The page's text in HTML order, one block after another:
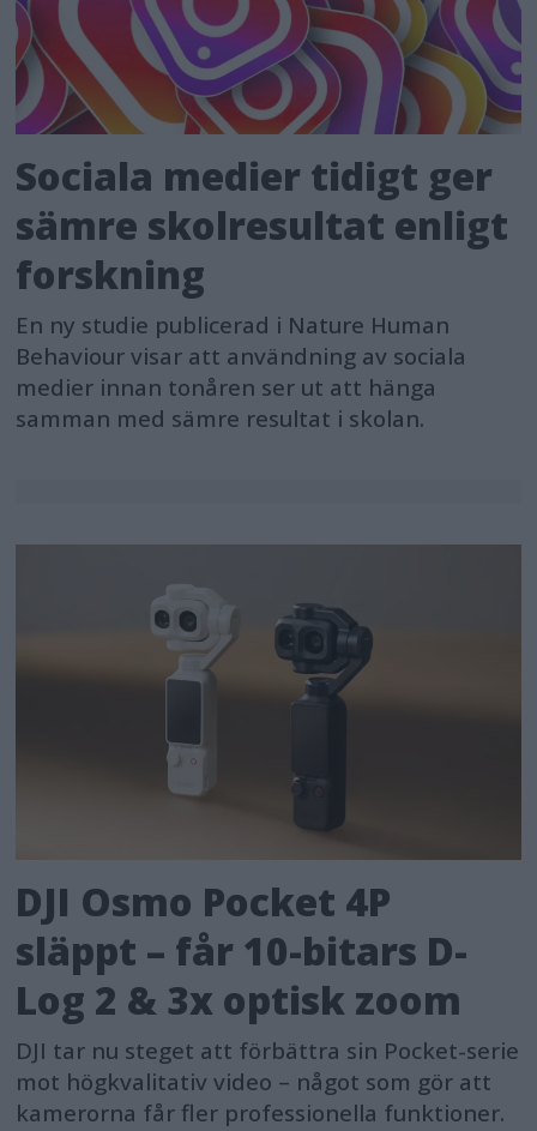
Sociala medier tidigt ger
sämre skolresultat enligt
forskning
En ny studie publicerad i Nature Human
Behaviour visar att användning av sociala
medier innan tonåren ser ut att hänga
samman med sämre resultat i skolan.
DJI Osmo Pocket 4P
släppt – får 10-bitars D-
Log 2 & 3x optisk zoom
DJI tar nu steget att förbättra sin Pocket-serie
mot högkvalitativ video – något som gör att
kamerorna får fler professionella funktioner.